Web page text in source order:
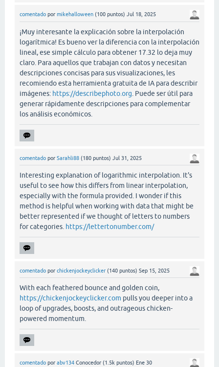
comentado por mikehalloween (100 puntos) Jul 18, 2025
¡Muy interesante la explicación sobre la interpolación
logarítmica! Es bueno ver la diferencia con la interpolación
lineal, ese simple cálculo para obtener 17.32 lo deja muy
claro. Para aquellos que trabajan con datos y necesitan
descripciones concisas para sus visualizaciones, les
recomiendo esta herramienta gratuita de IA para describir
imágenes: https://describephoto.org . Puede ser útil para
generar rápidamente descripciones para complementar
los análisis económicos.
comentado por Sarahli88 (180 puntos) Jul 31, 2025
Interesting explanation of logarithmic interpolation. It's
useful to see how this differs from linear interpolation,
especially with the formula provided. I wonder if this
method is helpful when working with data that might be
better represented if we thought of letters to numbers
for categories. https://lettertonumber.com/
comentado por chickenjockeyclicker (140 puntos) Sep 15, 2025
With each feathered bounce and golden coin,
https://chickenjockeyclicker.com pulls you deeper into a
loop of upgrades, boosts, and outrageous chicken-
powered momentum.
comentado por abv134 Conocedor (1.5k puntos) Ene 30